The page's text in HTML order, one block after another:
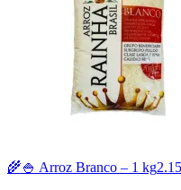
🌾🍚 Arroz Branco – 1 kg